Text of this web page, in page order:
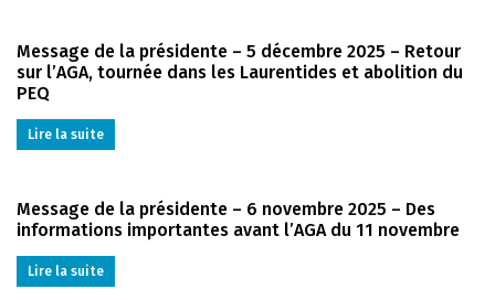
Message de la présidente – 5 décembre 2025 – Retour
sur l’AGA, tournée dans les Laurentides et abolition du
PEQ
Lire la suite
Message de la présidente – 6 novembre 2025 – Des
informations importantes avant l’AGA du 11 novembre
Lire la suite